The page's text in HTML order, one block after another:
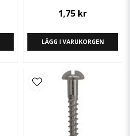
1,75 kr
LÄGG I VARUKORGEN